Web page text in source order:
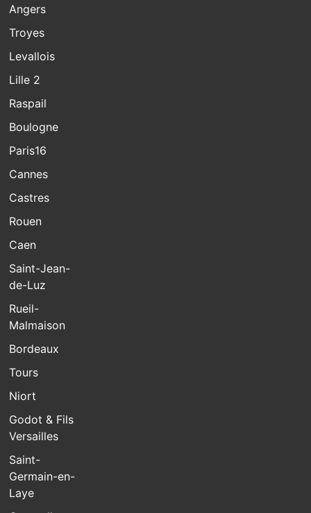
Angers
Troyes
Levallois
Lille 2
Raspail
Boulogne
Paris16
Cannes
Castres
Rouen
Caen
Saint-Jean-
de-Luz
Rueil-
Malmaison
Bordeaux
Tours
Niort
Godot & Fils
Versailles
Saint-
Germain-en-
Laye